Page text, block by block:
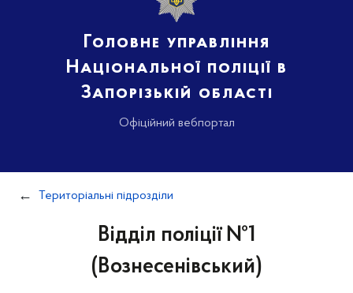
Головне управління
Національної поліції в
Запорізькій області
Офіційний вебпортал
Територіальні підрозділи
Відділ поліції №1
(Вознесенівський)